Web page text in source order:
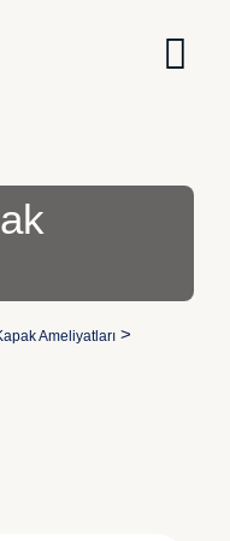
Ameliyatları >